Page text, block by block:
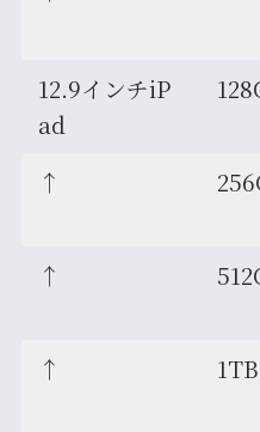
12.9インチiP
ad
↑
↑
↑
1TB